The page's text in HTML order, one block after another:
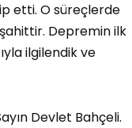
etti. O süreçlerde
Depremin ilk
ilgilendik ve
Devlet Bahçeli.